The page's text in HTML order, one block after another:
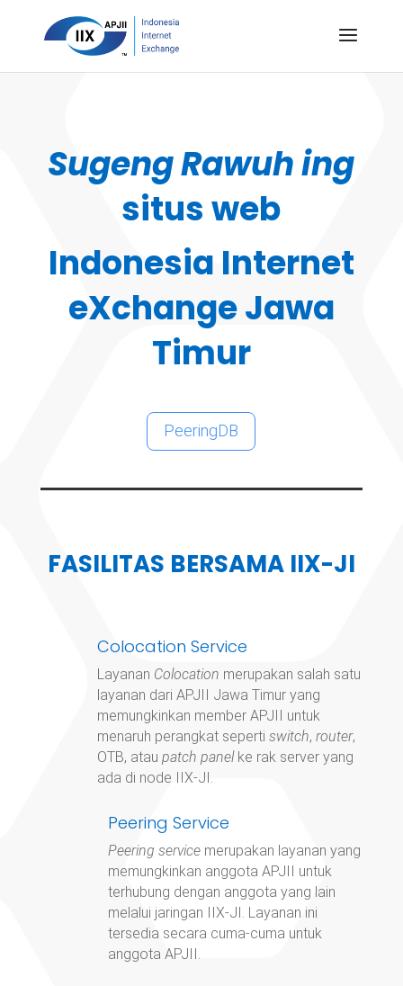
Sugeng Rawuh ing
situs web
Indonesia Internet
eXchange Jawa
Timur
PeeringDB
FASILITAS BERSAMA IIX-JI
Colocation Service
Layanan Colocation merupakan salah satu
layanan dari APJII Jawa Timur yang
memungkinkan member APJII untuk
menaruh perangkat seperti switch, router,
OTB, atau patch panelke rak server yang
ada di node IIX-JI.
Peering Service
Peering servicemerupakan layanan yang
memungkinkan anggota APJII untuk
terhubung dengan anggota yang lain
melalui jaringan IIX-JI. Layanan ini
tersedia secara cuma-cuma untuk
anggota APJII.